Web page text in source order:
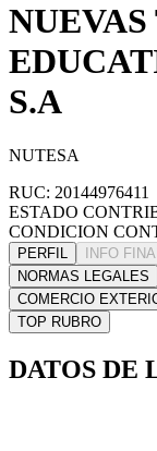
S.A
NUTESA
RUC: 20144976411
ESTADO
CONDICION
PERFIL INFO
NORMAS LEGALES
COMERCIO
TOP RUBRO
DATOS DE